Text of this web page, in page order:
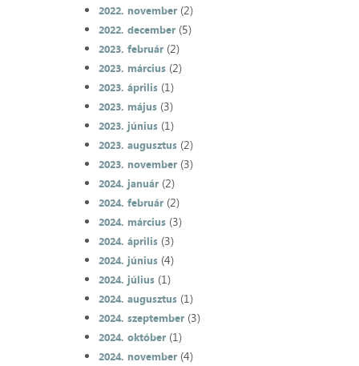
2022. november(2)
2022. december(5)
2023. február(2)
2023. március(2)
2023. április(1)
2023. május(3)
2023. június(1)
2023. augusztus(2)
2023. november(3)
2024. január(2)
2024. február(2)
2024. március(3)
2024. április(3)
2024. június(4)
2024. július(1)
2024. augusztus(1)
2024. szeptember(3)
2024. október(1)
2024. november(4)